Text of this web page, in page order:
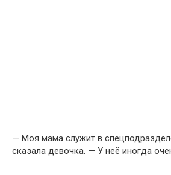
— Моя мама служит в
сказала девочка. — У неё иногда